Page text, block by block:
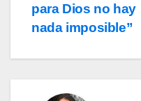
para Dios no hay
nada imposible”